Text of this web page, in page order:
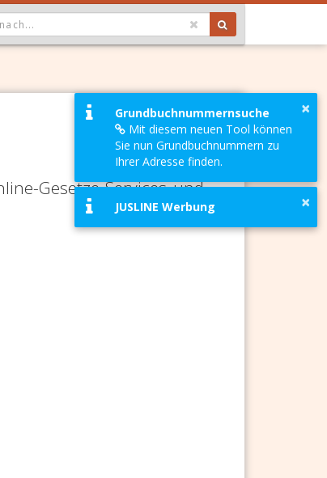
GEWÄHLTER WERT IST ALLE
Gesetze-Services und
×
Grundbuchnummernsuche
Mit diesem neuen Tool können
Sie nun Grundbuchnummern zu
Ihrer Adresse finden.
×
JUSLINE Werbung